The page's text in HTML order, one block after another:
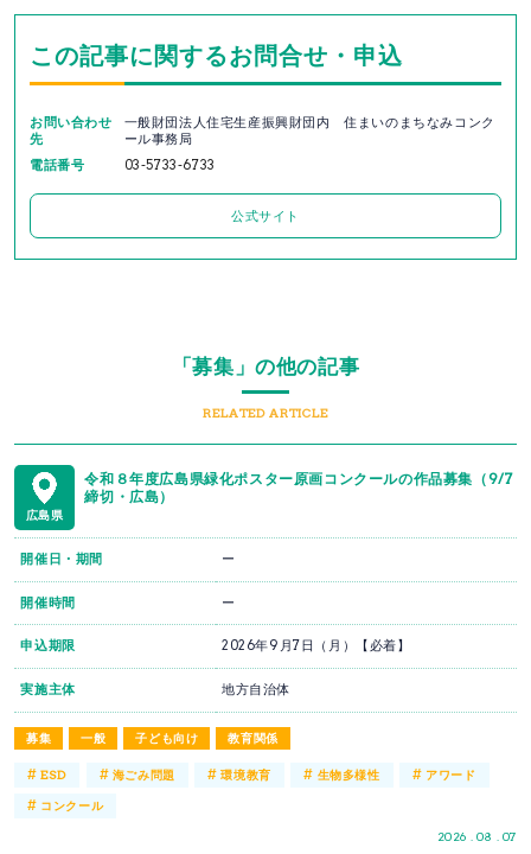
この記事に関するお問合せ・申込
お問い合わせ
先
一般財団法人住宅生産振興財団内 住まいのまちなみコンク
ール事務局
電話番号
03-5733-6733
公式サイト
「募集」の他の記事
RELATED ARTICLE
広島県
令和８年度広島県緑化ポスター原画コンクールの作品募集（9/7
締切・広島）
募集 一般 子ども向け 教育関係
2026 . 08 . 07
開催日・期間 ー
開催時間 ー
申込期限 2026年9月7日（月）【必着】
実施主体 地方自治体
#ESD # 海ごみ問題 #環境教育 # 生物多様性 # アワード
# コンクール